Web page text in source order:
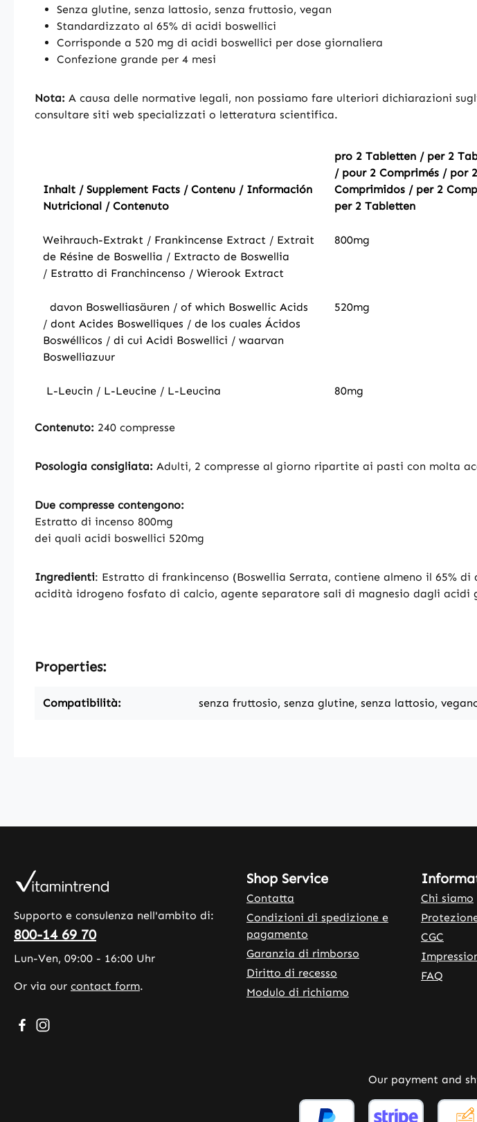
Senza glutine, senza lattosio, senza fruttosio, vegan
Standardizzato al 65% di acidi boswellici
Corrisponde a 520 mg di acidi boswellici per dose giornaliera
Confezione grande per 4 mesi
Nota: A causa delle normative legali, non possiamo fare ulteriori dichiarazioni
consultare siti web specializzati o letteratura scientifica.
Inhalt / Supplement Facts / Contenu / Información
Nutricional / Contenuto
pro 2 Tabletten / per 2
/ pour 2 Comprimés / por 2
Comprimidos / per 2
per 2 Tabletten
Weihrauch-Extrakt / Frankincense Extract / Extrait
de Résine de Boswellia / Extracto de Boswellia
/ Estratto di Franchincenso / Wierook Extract
800mg
davon Boswelliasäuren / of which Boswellic Acids
/ dont Acides Boswelliques / de los cuales Ácidos
Boswéllicos / di cui Acidi Boswellici / waarvan
Boswelliazuur
520mg
L-Leucin / L-Leucine / L-Leucina 80mg
Contenuto: 240 compresse
Posologia consigliata: Adulti, 2 compresse al giorno ripartite ai pasti con molta
Due compresse contengono:
Estratto di incenso 800mg
dei quali acidi boswellici 520mg
Ingredienti: Estratto di frankincenso (Boswellia Serrata, contiene almeno il 65%
acidità idrogeno fosfato di calcio, agente separatore sali di magnesio dagli acidi
Properties:
Compatibilità: senza fruttosio, senza glutine, senza lattosio,
Supporto e consulenza nell'ambito di:
800-14 69 70
Lun-Ven, 09:00 - 16:00 Uhr
Or via our contact form.
Visit us on Facebook – opens in a new browser tab (external link)
Check us out on Instagram – opens in a new browser tab (external link)
Shop Service
Contatta
Condizioni di spedizione e
pagamento
Garanzia di rimborso
Diritto di recesso
Modulo di richiamo
Chi siamo
CGC
FAQ
Our payment and